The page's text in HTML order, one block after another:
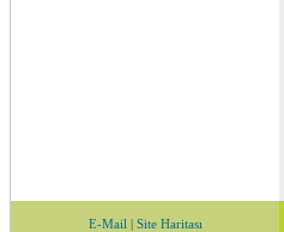
E-Mail | Site Haritası